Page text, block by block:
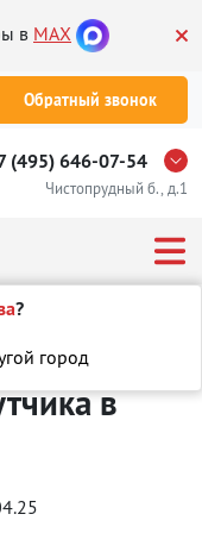
в MAX
Обратный звонок
(495) 646-07-54
Чистопрудный б., д.1
?
город
в